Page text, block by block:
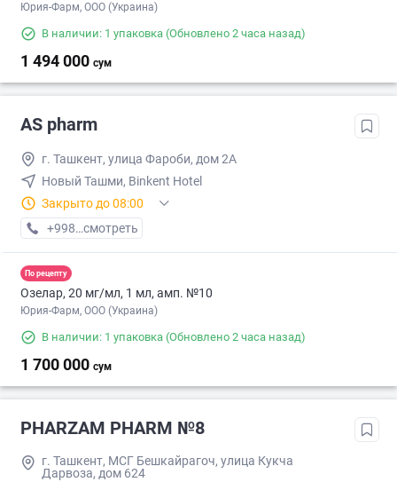
Юрия-Фарм, ООО (Украина)
В наличии: 1 упаковка (Обновлено 2 часа назад)
1 494 000 сум
AS pharm
г. Ташкент, улица Фароби, дом 2А
Новый Ташми, Binkent Hotel
Закрыто до 08:00
+998 (93) XXX-XX-XX
смотреть
По рецепту
Озелар, 20 мг/мл, 1 мл, амп. №10
Юрия-Фарм, ООО (Украина)
В наличии: 1 упаковка (Обновлено 2 часа назад)
1 700 000 сум
PHARZAM PHARM №8
г. Ташкент, МСГ Бешкайрагоч, улица Кукча
Дарвоза, дом 624